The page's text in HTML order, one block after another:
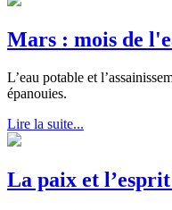
Mars : mois de
L’eau potable et
épanouies.
Lire la suite...
La paix et